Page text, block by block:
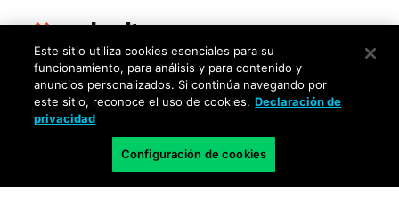
Privacidad
Centro de confianza
Condiciones de uso
Este sitio utiliza cookies esenciales para su
funcionamiento, para análisis y para contenido y
anuncios personalizados. Si continúa navegando por
este sitio, reconoce el uso de cookies. Declaración de
privacidad
Configuración de cookies